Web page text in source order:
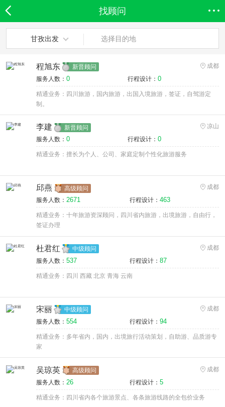
找顾问
甘孜出发 选择目的地
程旭东 新晋顾问
成都
服务人数： 0 行程设计： 0
精通业务：四川旅游，国内旅游，出国入境旅游，签证，自驾游定
制。
李建 新晋顾问
凉山
服务人数： 0 行程设计： 0
精通业务：擅长为个人、公司、家庭定制个性化旅游服务
邱燕 高级顾问
成都
服务人数： 2671 行程设计： 463
精通业务：十年旅游资深顾问，四川省内旅游，出境旅游，自由行，
签证办理
杜君红 中级顾问
成都
服务人数： 537 行程设计： 87
精通业务：四川 西藏 北京 青海 云南
宋丽 中级顾问
成都
服务人数： 554 行程设计： 94
精通业务：多年省内，国内，出境旅行活动策划，自助游、品质游专
家
吴琼英 高级顾问
成都
服务人数： 26 行程设计： 5
精通业务：四川省内各个旅游景点、各条旅游线路的全包价业务
登录欣欣